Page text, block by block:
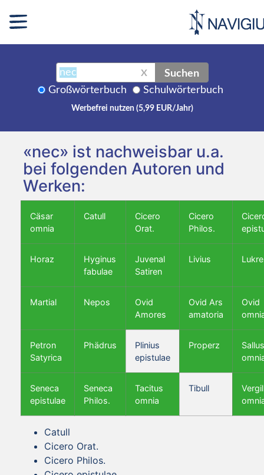
X Suchen
Großwörterbuch Schulwörterbuch
Werbefrei nutzen (5,99 EUR/Jahr)
«nec» ist nachweisbar u.a.
bei folgenden Autoren und
Werken:
Cäsar
omnia
Catull
Cicero
Orat.
Cicero
Philos.
Horaz
Hyginus
fabulae
Juvenal
Satiren
Livius
Martial Nepos
Ovid
Amores
Ovid Ars
amatoria
Ovid
Petron
Satyrica
Phädrus
Plinius
epistulae
Properz
Seneca
epistulae
Seneca
Philos.
Tacitus
omnia
Tibull
Vergil
Catull
Cicero Orat.
Cicero Philos.